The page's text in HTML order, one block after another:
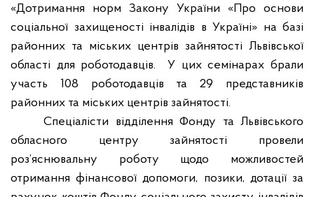
«Дотримання норм Закону України «Про основи
соціальної захищеності інвалідів в Україні» на базі
районних та міських центрів зайнятості Львівської
області для роботодавців.
У цих семінарах брали
участь 108 роботодавців та 29 представників
районних та міських центрів зайнятості.
Спеціалісти відділення Фонду та Львівського
обласного центру зайнятості провели
роз’яснювальну роботу щодо можливостей
отримання фінансової допомоги, позики, дотації за